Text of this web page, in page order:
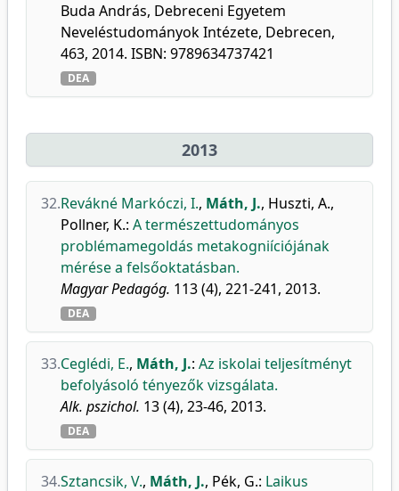
Buda András, Debreceni Egyetem
Neveléstudományok Intézete, Debrecen,
463, 2014. ISBN: 9789634737421
DEA
2013
32.Revákné Markóczi, I., Máth, J., Huszti, A.,
Pollner, K.: A természettudományos
problémamegoldás metakogniíciójának
mérése a felsőoktatásban.
Magyar Pedagóg. 113 (4), 221-241, 2013.
DEA
33.Ceglédi, E., Máth, J.: Az iskolai teljesítményt
befolyásoló tényezők vizsgálata.
Alk. pszichol. 13 (4), 23-46, 2013.
DEA
34.Sztancsik, V., Máth, J., Pék, G.: Laikus